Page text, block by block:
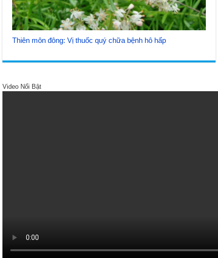
Thiên môn đông: Vị thuốc quý chữa bệnh hô hấp
Video Nổi Bật